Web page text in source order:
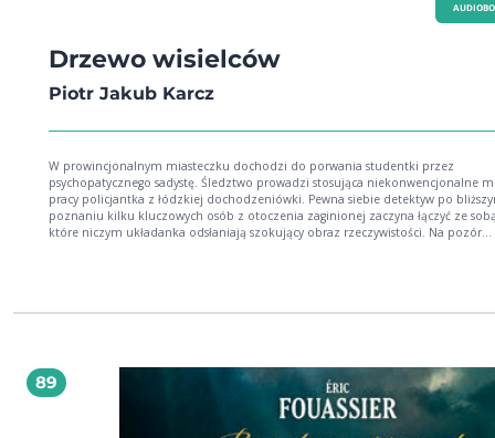
Drzewo wisielców
Piotr Jakub Karcz
W prowincjonalnym miasteczku dochodzi do porwania studentki przez
psychopatycznego sadystę. Śledztwo prowadzi stosująca niekonwencjonalne
pracy policjantka z łódzkiej dochodzeniówki. Pewna siebie detektyw po bliższym
poznaniu kilku kluczowych osób z otoczenia zaginionej zaczyna łączyć ze
które niczym układanka odsłaniają szokujący obraz rzeczywistości. Na pozór
89